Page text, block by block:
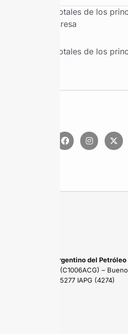
Ventas totales de los
por empresa
Ventas totales de los
Instituto Argentino del Petróleo
Maipú 639 (C1006ACG) –
Tel: (54 11) 5277 IAPG (4274)